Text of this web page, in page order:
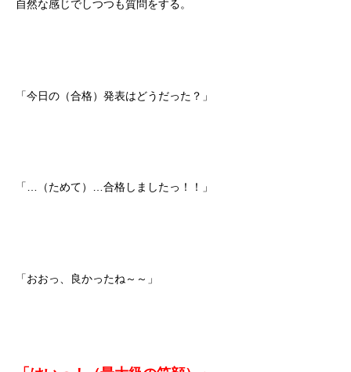
自然な感じでしつつも質問をする。
「今日の（合格）発表はどうだった？」
「…（ためて）…合格しましたっ！！」
「おおっ、良かったね～～」